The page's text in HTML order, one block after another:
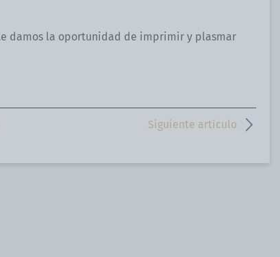
damos la oportunidad de imprimir y plasmar
Siguiente artículo